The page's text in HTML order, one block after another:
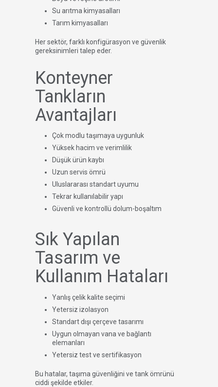
Su arıtma kimyasalları
Tarım kimyasalları
Her sektör, farklı konfigürasyon ve güvenlik
gereksinimleri talep eder.
Konteyner
Tankların
Avantajları
Çok modlu taşımaya uygunluk
Yüksek hacim ve verimlilik
Düşük ürün kaybı
Uzun servis ömrü
Uluslararası standart uyumu
Tekrar kullanılabilir yapı
Güvenli ve kontrollü dolum-boşaltım
Sık Yapılan
Tasarım ve
Kullanım Hataları
Yanlış çelik kalite seçimi
Yetersiz izolasyon
Standart dışı çerçeve tasarımı
Uygun olmayan vana ve bağlantı
elemanları
Yetersiz test ve sertifikasyon
Bu hatalar, taşıma güvenliğini ve tank ömrünü
ciddi şekilde etkiler.